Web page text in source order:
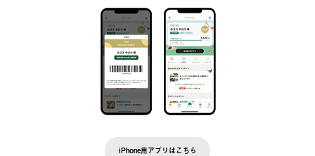
iPhone用アプリはこちら